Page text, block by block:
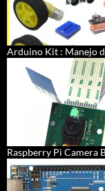
Arduino Kit : Manejo
Raspberry Pi Camera